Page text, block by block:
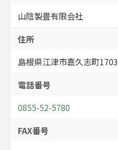
山陰製畳有限会社
住所
島根県江津市嘉久志町1703
電話番号
0855-52-5780
FAX番号